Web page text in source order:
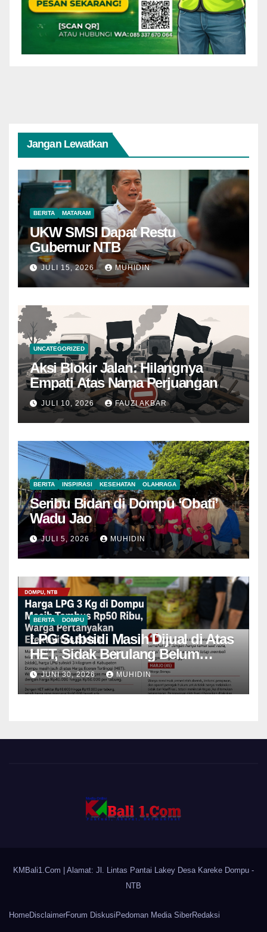
Jangan Lewatkan
BERITA MATARAM
UKW SMSI Dapat Restu
Gubernur NTB
JULI 15, 2026 MUHIDIN
UNCATEGORIZED
Aksi Blokir Jalan: Hilangnya
Empati Atas Nama Perjuangan
JULI 10, 2026 FAUZI AKBAR
BERITA INSPIRASI KESEHATAN OLAHRAGA
Seribu Bidan di Dompu ‘Obati’
Wadu Jao
JULI 5, 2026 MUHIDIN
BERITA DOMPU
LPG Subsidi Masih Dijual di Atas
HET, Sidak Berulang Belum
Mampu Menekan Harga
JUNI 30, 2026 MUHIDIN
KMBali1.Com
| Alamat: Jl. Lintas Pantai Lakey Desa Kareke Dompu -
NTB
HomeDisclaimerForum DiskusiPedoman Media SiberRedaksi